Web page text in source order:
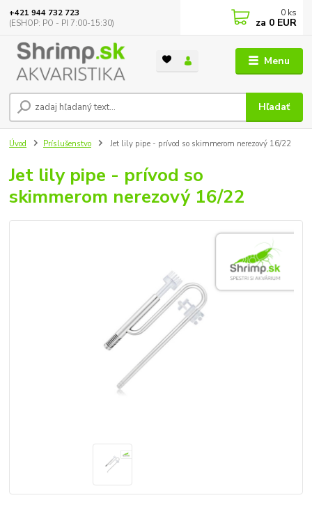
Menu
Hľadať
+421 944 732 723
(ESHOP: PO - PI 7:00-15:30)
0 ks
za 0 EUR
Úvod Príslušenstvo Jet lily pipe - prívod so skimmerom nerezový 16/22
Jet lily pipe - prívod so
skimmerom nerezový 16/22